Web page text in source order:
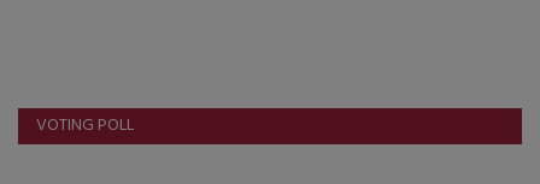
VOTING POLL